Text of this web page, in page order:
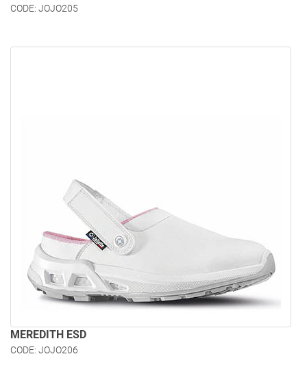
CODE: JOJO205
MEREDITH ESD
CODE: JOJO206